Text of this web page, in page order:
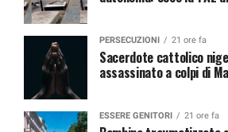
PERSECUZIONI 21 ore fa
Sacerdote cattolico
assassinato a colpi di
ESSERE GENITORI 21 ore fa